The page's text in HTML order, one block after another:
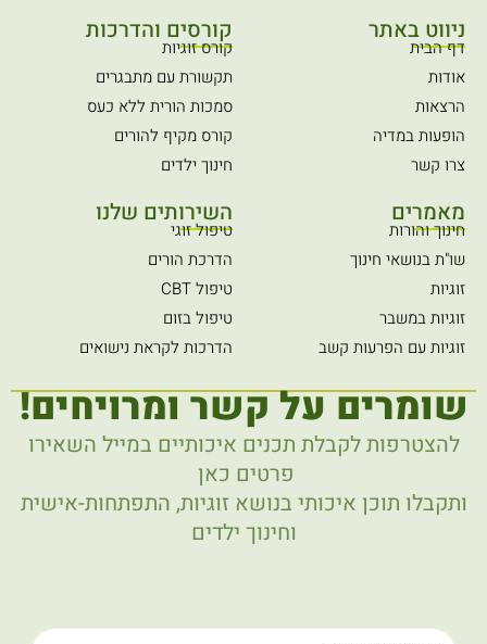
t
u
b
e
ניווט באתר
דף הבית
אודות
הרצאות
הופעות במדיה
צרו קשר
קורסים והדרכות
קורס זוגיות
תקשורת עם מתבגרים
סמכות הורית ללא כעס
קורס מקיף להורים
חינוך ילדים
מאמרים
חינוך והורות
שו"ת בנושאי חינוך
זוגיות
זוגיות במשבר
זוגיות עם הפרעות קשב
השירותים שלנו
טיפול זוגי
הדרכת הורים
טיפול CBT
טיפול בזום
הדרכות לקראת נישואים
שומרים על קשר ומרויחים!
להצטרפות לקבלת תכנים איכותיים במייל השאירו
פרטים כאן
ותקבלו תוכן איכותי בנושא זוגיות, התפתחות-אישית
וחינוך ילדים